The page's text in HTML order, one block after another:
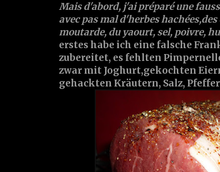
Mais d'abord, j'ai préparé une
avec pas mal d'herbes
moutarde, du yaourt, sel, poivre,
erstes habe ich eine falsche
zubereitet, es fehlten
zwar mit Joghurt,gekochten
gehackten Kräutern, Salz,